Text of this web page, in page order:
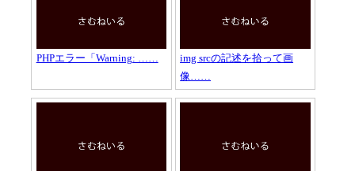
PHPエラー「Warning: ……
img srcの記述を拾って画
像……